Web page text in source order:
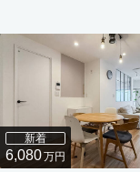
新着
6,080万円